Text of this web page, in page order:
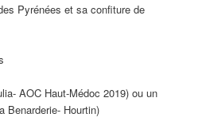
Pyrénées et sa confiture de
AOC Haut-Médoc 2019) ou un
Benarderie- Hourtin)